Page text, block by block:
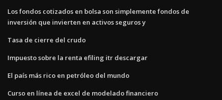
Los fondos cotizados en bolsa son simplemente fondos de
inversión que invierten en activos seguros y
Tasa de cierre del crudo
Impuesto sobre la renta efiling itr descargar
El país más rico en petróleo del mundo
Curso en línea de excel de modelado financiero